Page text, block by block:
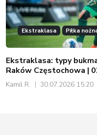
Ekstraklasa Piłka
Ekstraklasa: typy
Raków Częstochowa |
Kamil R. 30.07.2026 15:20